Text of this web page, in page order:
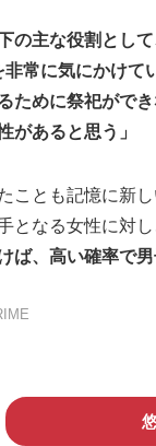
下の主な役割とし
非常に気にかけて
ために祭祀がで
があると思う」
ことも記憶に新し
となる女性に対し
ば、高い確率で